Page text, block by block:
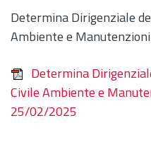
Determina Dirigenziale
Ambiente e
Determina
Civile Ambiente e
25/02/2025